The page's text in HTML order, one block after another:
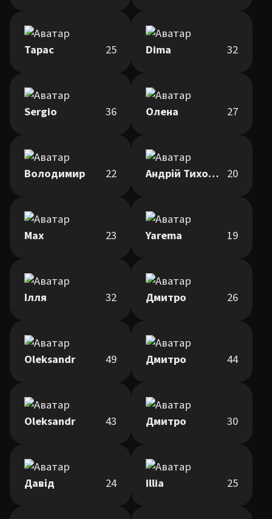
Тарас 25 Dima 32
Sergio 36 Олена 27
Володимир 22 Андрій Тихонюк 20
Max 23 Yarema 19
Ілля 32 Дмитро 26
Oleksandr 49 Дмитро 44
Oleksandr 43 Дмитро 30
Давід 24 Illia 25